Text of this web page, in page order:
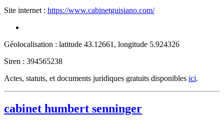
Site internet : https://www.cabinetguisiano.com/
Géolocalisation : latitude 43.12661, longitude 5.924326
Siren : 394565238
Actes, statuts, et documents juridiques gratuits disponibles ici.
cabinet humbert senninger